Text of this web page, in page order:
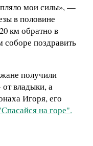
мои силы», —
в половине
км обратно в
соборе поздравить
получили
владыки, а
Игоря, его
на горе".